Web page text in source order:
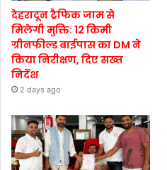
देहरादून ट्रैफिक जाम से
मिलेगी मुक्ति: 12 किमी
ग्रीनफील्ड बाईपास का DM ने
किया निरीक्षण, दिए सख्त
निर्देश
2 days ago